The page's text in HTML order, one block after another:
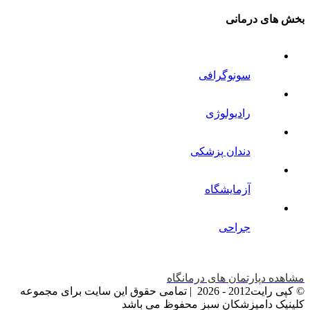
بخش های درمانی
سونوگرافی
رادیولوژی
دندان پزشکی
آزمایشگاه
جراحی
مشاهده دپارتمان های درمانگاه
© کپی رایت2012 -
2026 | تمامی حقوق این سایت برای مجموعه
کلینیک دامپزشکان سبز محفوظ می باشد